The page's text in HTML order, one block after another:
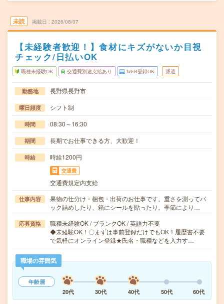
未読 掲載日 2026/08/07
【未経験者歓迎！】食材にキズがないか目視
チェック/日払いOK
職種未経験OK 交通費別途支給あり WEB登録OK 派遣
勤務地 長野県長野市
曜日頻度 シフト制
時間 08:30～16:30
期間 長期でお仕事できる方、大歓迎！
時給 時給1200円
交通費
交通費規定内支給
仕事内容
果物の仕分け・梱包・出荷のお仕事です。重さを測ってパ
ック詰めしたり、箱にシールを貼ったり。季節により…
応募資格
職種未経験OK / ブランクOK / 英語力不要
◆未経験OK！〇まずは事前登録だけでもOK！履歴書不要
で気軽にオンライン登録★氏名・職種などを入力す…
職場の雰囲気
年齢層
20代
30代 40代 50代 60代